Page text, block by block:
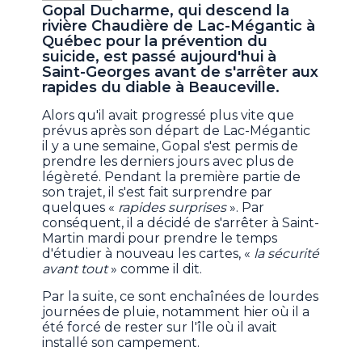
Gopal Ducharme, qui descend la
rivière Chaudière de Lac-Mégantic à
Québec pour la prévention du
suicide, est passé aujourd'hui à
Saint-Georges avant de s'arrêter aux
rapides du diable à Beauceville.
Alors qu'il avait progressé plus vite que
prévus après son départ de Lac-Mégantic
il y a une semaine, Gopal s'est permis de
prendre les derniers jours avec plus de
légèreté. Pendant la première partie de
son trajet, il s'est fait surprendre par
quelques « rapides surprises». Par
conséquent, il a décidé de s'arrêter à Saint-
Martin mardi pour prendre le temps
d'étudier à nouveau les cartes, « la sécurité
avant tout» comme il dit.
Par la suite, ce sont enchaînées de lourdes
journées de pluie, notamment hier où il a
été forcé de rester sur l'île où il avait
installé son campement.